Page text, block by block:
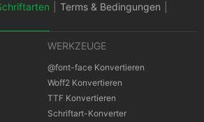
Terms & Bedingungen
| Urheberrechte
WERKZEUGE
@font-face Konvertieren
Woff2 Konvertieren
TTF Konvertieren
Schriftart-Konverter